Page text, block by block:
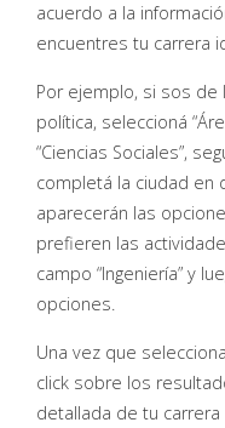
acuerdo a la
encuentres tu carrera
Por ejemplo, si sos de
política, seleccioná
“Ciencias Sociales”,
completá la ciudad en
aparecerán las
prefieren las
campo “Ingeniería” y
opciones.
Una vez que
click sobre los
detallada de tu